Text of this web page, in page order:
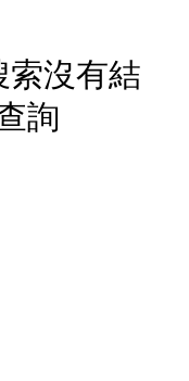
索沒有結
詢